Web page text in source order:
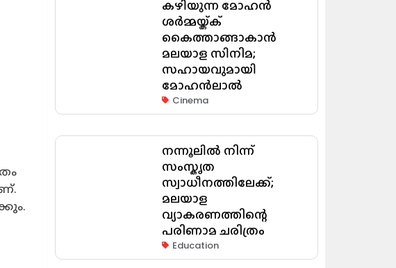
കഴിയുന്ന മോഹൻ
ശർമ്മയ്ക്ക്
കൈത്താങ്ങാകാൻ
മലയാള സിനിമ;
സഹായവുമായി
മോഹൻലാൽ
Cinema
നന്നൂലിൽ നിന്ന്
സംസ്കൃത
സ്വാധീനത്തിലേക്ക്;
മലയാള
വ്യാകരണത്തിന്റെ
പരിണാമ ചരിത്രം
Education